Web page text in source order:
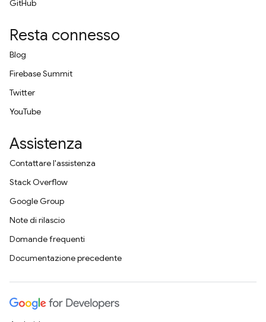
GitHub
Resta connesso
Blog
Firebase Summit
Twitter
YouTube
Assistenza
Contattare l'assistenza
Stack Overflow
Google Group
Note di rilascio
Domande frequenti
Documentazione precedente